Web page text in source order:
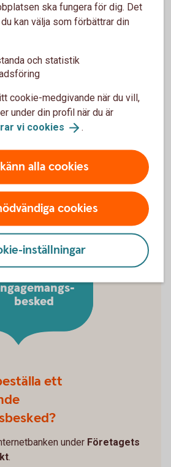
runt.
säkert
ett
under Företagets
besked
ska fungera för dig. Det
kan välja som förbättrar din
och statistik
cookie-medgivande när du vill,
under din profil när du är
vi cookies .
alla cookies
cookies
inställningar